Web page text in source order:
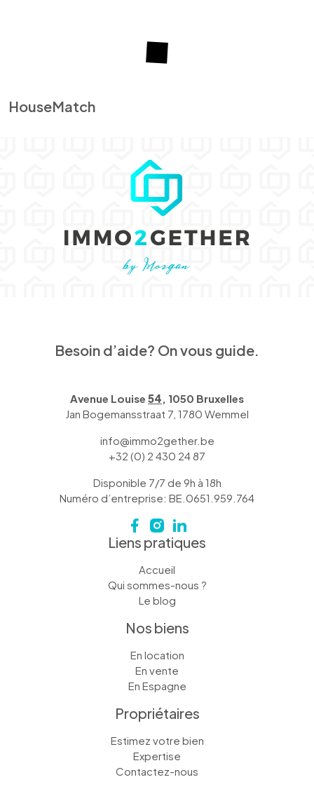
HouseMatch
Besoin d’aide? On vous guide.
Avenue Louise 54, 1050 Bruxelles
Jan Bogemansstraat 7, 1780 Wemmel
info@immo2gether.be
+32 (0) 2 430 24 87
Disponible 7/7 de 9h à 18h
Numéro d’entreprise: BE.0651.959.764
Liens pratiques
Accueil
Qui sommes-nous ?
Le blog
Nos biens
En location
En vente
En Espagne
Propriétaires
Estimez votre bien
Expertise
Contactez-nous